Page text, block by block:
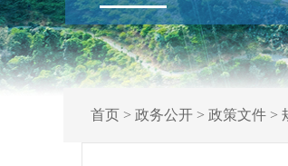
首页> 政务公开> 政策文件>